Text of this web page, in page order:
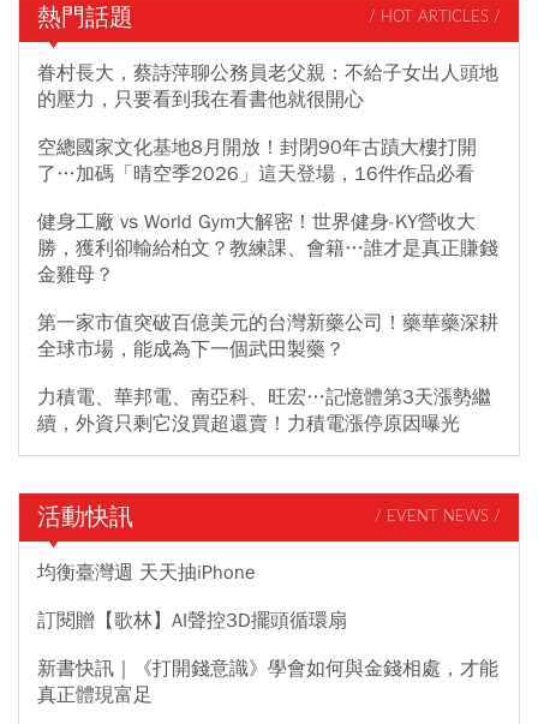
熱門話題 / HOT ARTICLES /
眷村長大，蔡詩萍聊公務員老父親：不給子女出人頭地
的壓力，只要看到我在看書他就很開心
空總國家文化基地8月開放！封閉90年古蹟大樓打開
了…加碼「晴空季2026」這天登場，16件作品必看
健身工廠 vs World Gym大解密！世界健身-KY營收大
勝，獲利卻輸給柏文？教練課、會籍…誰才是真正賺錢
金雞母？
第一家市值突破百億美元的台灣新藥公司！藥華藥深耕
全球市場，能成為下一個武田製藥？
力積電、華邦電、南亞科、旺宏…記憶體第3天漲勢繼
續，外資只剩它沒買超還賣！力積電漲停原因曝光
活動快訊 / EVENT NEWS /
均衡臺灣週 天天抽iPhone
訂閱贈【歌林】AI聲控3D擺頭循環扇
新書快訊｜《打開錢意識》學會如何與金錢相處，才能
真正體現富足